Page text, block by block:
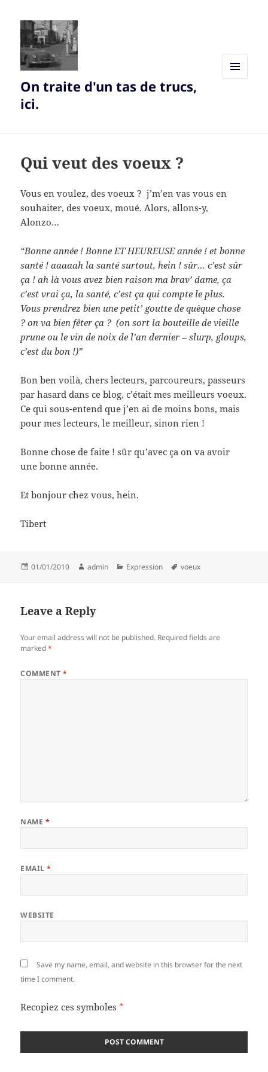
On traite d'un tas de trucs,
ici.
Qui veut des voeux ?
Vous en voulez, des voeux ? j’m’en vas vous en
souhaiter, des voeux, moué. Alors, allons-y,
Alonzo…
“Bonne année ! Bonne ET HEUREUSE année ! et bonne
santé ! aaaaah la santé surtout, hein ! sûr… c’est sûr
ça ! ah là vous avez bien raison ma brav’ dame, ça
c’est vrai ça, la santé, c’est ça qui compte le plus.
Vous prendrez bien une petit’ goutte de quèque chose
? on va bien fêter ça ? (on sort la bouteille de vieille
prune ou le vin de noix de l’an dernier – slurp, gloups,
c’est du bon !)”
Bon ben voilà, chers lecteurs, parcoureurs, passeurs
par hasard dans ce blog, c’était mes meilleurs voeux.
Ce qui sous-entend que j’en ai de moins bons, mais
pour mes lecteurs, le meilleur, sinon rien !
Bonne chose de faite ! sûr qu’avec ça on va avoir
une bonne année.
Et bonjour chez vous, hein.
Tibert
Posted
01/01/2010 Author
admin Categories
Expression Tags
voeux
Leave a Reply
Your email address will not be published. Required fields are
marked*
COMMENT*
NAME *
EMAIL*
WEBSITE
Save my name, email, and website in this browser for the next
time I comment.
Recopiez ces symboles *